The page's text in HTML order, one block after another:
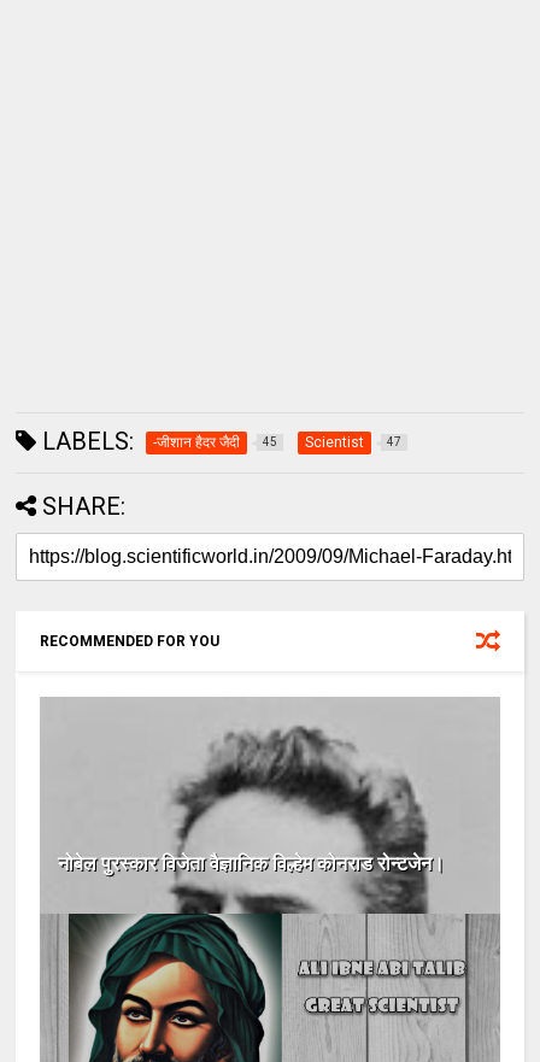
LABELS: -जीशान हैदर जैदी 45 Scientist 47
SHARE:
RECOMMENDED FOR YOU
नोबेल पुरस्‍कार विजेता वैज्ञानिक विल्हेम कोनराड रोन्टजेन।